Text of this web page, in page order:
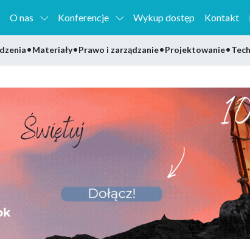
O nas Konferencje Wykup dostęp Kontakt
•Materiały•Prawo i zarządzanie•Projektowanie•